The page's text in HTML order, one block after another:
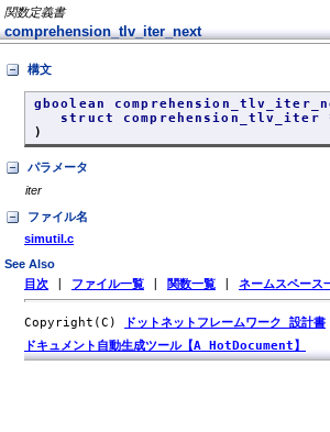
関数定義書
comprehension_tlv_iter_next
構文
gboolean
struct
)
パラメータ
iter
ファイル名
simutil.c
See Also
目次 ファイル一覧 関数一覧 ネームスペース
Copyright(C) ドットネットフレームワーク 設計書
ドキュメント自動生成ツール【A HotDocument】